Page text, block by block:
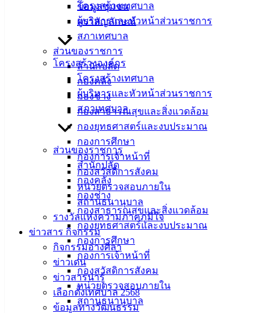
โครงสร้างเทศบาล
ผู้บริหารและหัวหน้าส่วนราชการ
สภาเทศบาล
ส่วนของราชการ
สำนักปลัด
กองคลัง
กองช่าง
กองสาธารณสุขและสิ่งแวดล้อม
กองยุทธศาสตร์และงบประมาณ
กองการศึกษา
กองการเจ้าหน้าที่
กองสวัสดิการสังคม
หน่วยตรวจสอบภายใน
สถานธนานุบาล
รางวัลแห่งความภาคภูมิใจ
ข่าวสาร กิจกรรม
กิจกรรมอ่างศิลา
ข่าวเด่น
ข่าวสารน่ารู้
เลือกตั้งเทศบาล 2568
ข้อมูลทางวัฒนธรรม
ข้อมูลชุมชน
ตราสัญลักษณ์
โครงสร้างองค์กร
โครงสร้างเทศบาล
ผู้บริหารและหัวหน้าส่วนราชการ
สภาเทศบาล
ส่วนของราชการ
สำนักปลัด
กองคลัง
กองช่าง
กองสาธารณสุขและสิ่งแวดล้อม
กองยุทธศาสตร์และงบประมาณ
กองการศึกษา
กองการเจ้าหน้าที่
กองสวัสดิการสังคม
หน่วยตรวจสอบภายใน
สถานธนานุบาล
เมืองอ่าง
อ่างศิลา 90/338
อ.เมือง จ.ชลบุรี
142-100-104
บริการ
ประชาชน
ดาวน์โหลด